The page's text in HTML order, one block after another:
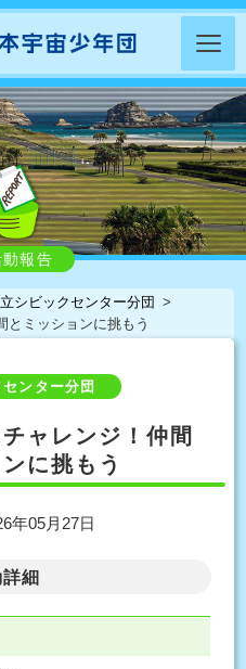
報告
立シビックセンター分団
とミッションに挑もう
ンター分団
ャレンジ！仲間
に挑もう
年05月27日
細